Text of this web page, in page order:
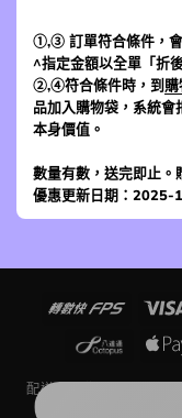
①,③ 訂單符合條件，
^指定金額以全單「折
②,④符合條件時，到
品加入購物袋，系統
本身價值。
數量有數，送完即止。
優惠更新日期：2025-
配送及運費